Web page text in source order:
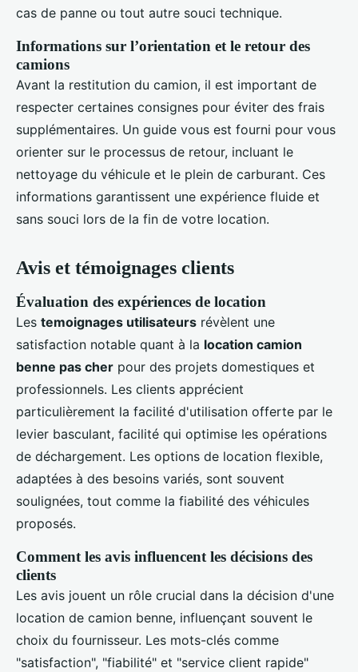
cas de panne ou tout autre souci technique.
Informations sur l’orientation et le retour des
camions
Avant la restitution du camion, il est important de
respecter certaines consignes pour éviter des frais
supplémentaires. Un guide vous est fourni pour vous
orienter sur le processus de retour, incluant le
nettoyage du véhicule et le plein de carburant. Ces
informations garantissent une expérience fluide et
sans souci lors de la fin de votre location.
Avis et témoignages clients
Évaluation des expériences de location
Les temoignages utilisateurs révèlent une
satisfaction notable quant à la location camion
benne pas cher pour des projets domestiques et
professionnels. Les clients apprécient
particulièrement la facilité d'utilisation offerte par le
levier basculant, facilité qui optimise les opérations
de déchargement. Les options de location flexible,
adaptées à des besoins variés, sont souvent
soulignées, tout comme la fiabilité des véhicules
proposés.
Comment les avis influencent les décisions des
clients
Les avis jouent un rôle crucial dans la décision d'une
location de camion benne, influençant souvent le
choix du fournisseur. Les mots-clés comme
"satisfaction", "fiabilité" et "service client rapide"